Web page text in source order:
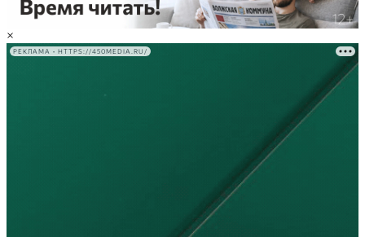
×
РЕКЛАМА • HTTPS://450MEDIA.RU/